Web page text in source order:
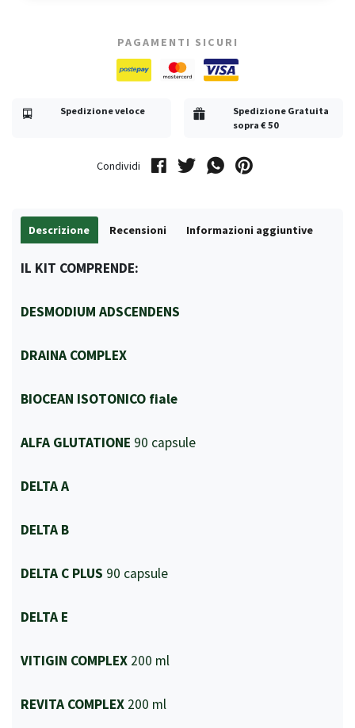
PAGAMENTI SICURI
Spedizione veloce
Spedizione Gratuita
sopra € 50
Condividi
Descrizione Recensioni Informazioni aggiuntive
IL KIT COMPRENDE:
DESMODIUM ADSCENDENS
DRAINA COMPLEX
BIOCEAN ISOTONICO fiale
ALFA GLUTATIONE 90 capsule
DELTA A
DELTA B
DELTA C PLUS 90 capsule
DELTA E
VITIGIN COMPLEX200 ml
REVITA COMPLEX 200 ml